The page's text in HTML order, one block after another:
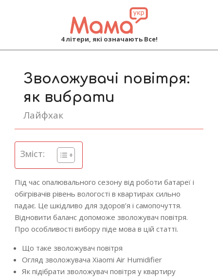
4 літери, які означають Все!
Зволожувачі повітря:
як вибрати
Лайфхак
Зміст:
Під час опалювального сезону від роботи батареї і
обігрівачів рівень вологості в квартирах сильно
падає. Це шкідливо для здоров’я і самопочуття.
Відновити баланс допоможе зволожувач повітря.
Про особливості вибору піде мова в цій статті.
Що таке зволожувач повітря
Огляд зволожувача Xiaomi Air Humidifier
Як підібрати зволожувач повітря у квартиру